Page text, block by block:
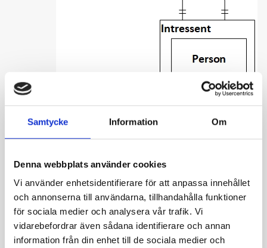
Samtycke Information Om
Denna webbplats använder cookies
Vi använder enhetsidentifierare för att anpassa innehållet
och annonserna till användarna, tillhandahålla funktioner
för sociala medier och analysera vår trafik. Vi
vidarebefordrar även sådana identifierare och annan
information från din enhet till de sociala medier och
mönstret (mönster 4) handlar om organisationsenheter
där en organisationsenhet kan ha en relation till en
annan organisationsenhet, enligt en viss regel för en
viss tidsperiod.